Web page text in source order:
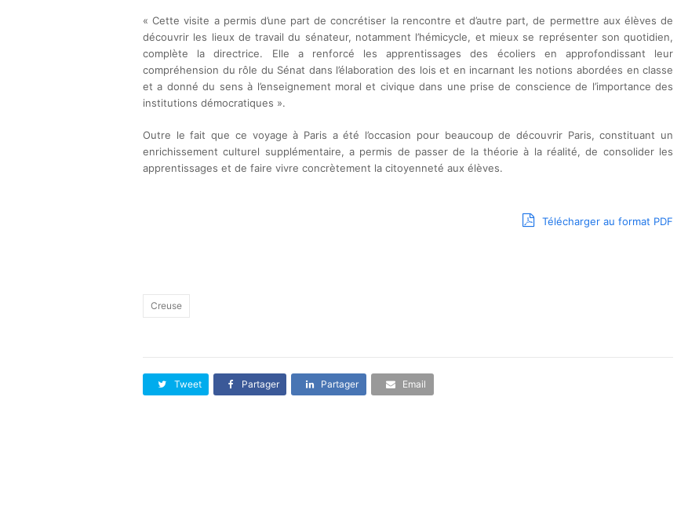
« Cette visite a permis d’une part de concrétiser la rencontre et d’autre part, de permettre aux élèves de
découvrir les lieux de travail du sénateur, notamment l’hémicycle, et mieux se représenter son quotidien,
complète la directrice. Elle a renforcé les apprentissages des écoliers en approfondissant leur
compréhension du rôle du Sénat dans l’élaboration des lois et en incarnant les notions abordées en classe
et a donné du sens à l’enseignement moral et civique dans une prise de conscience de l’importance des
institutions démocratiques ».
Outre le fait que ce voyage à Paris a été l’occasion pour beaucoup de découvrir Paris, constituant un
enrichissement culturel supplémentaire, a permis de passer de la théorie à la réalité, de consolider les
apprentissages et de faire vivre concrètement la citoyenneté aux élèves.
Télécharger au format PDF
Creuse
Tweet Partager Partager Email